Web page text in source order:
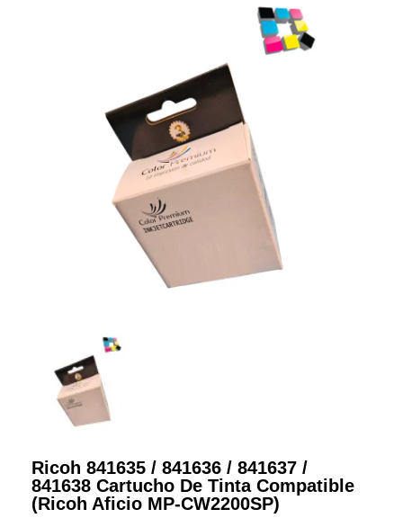
Ricoh 841635 / 841636 / 841637 /
841638 Cartucho De Tinta Compatible
(Ricoh Aficio MP-CW2200SP)